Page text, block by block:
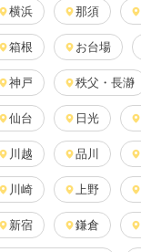
横浜 那須
箱根 お台場
神戸 秩父・長瀞
仙台 日光
川越 品川
川崎 上野
新宿 鎌倉